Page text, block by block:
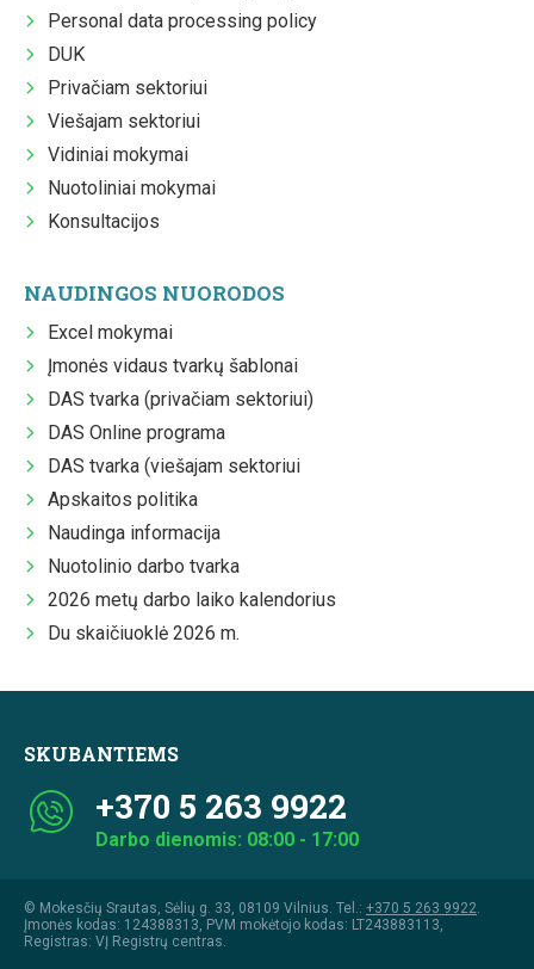
Personal data processing policy
DUK
Privačiam sektoriui
Viešajam sektoriui
Vidiniai mokymai
Nuotoliniai mokymai
Konsultacijos
NAUDINGOS NUORODOS
Excel mokymai
Įmonės vidaus tvarkų šablonai
DAS tvarka (privačiam sektoriui)
DAS Online programa
DAS tvarka (viešajam sektoriui
Apskaitos politika
Naudinga informacija
Nuotolinio darbo tvarka
2026 metų darbo laiko kalendorius
Du skaičiuoklė 2026 m.
SKUBANTIEMS
+370 5 263 9922
Darbo dienomis: 08:00 - 17:00
© Mokesčių Srautas, Sėlių g. 33, 08109 Vilnius. Tel.: +370 5 263 9922.
Įmonės kodas: 124388313, PVM mokėtojo kodas: LT243883113,
Registras: VĮ Registrų centras.